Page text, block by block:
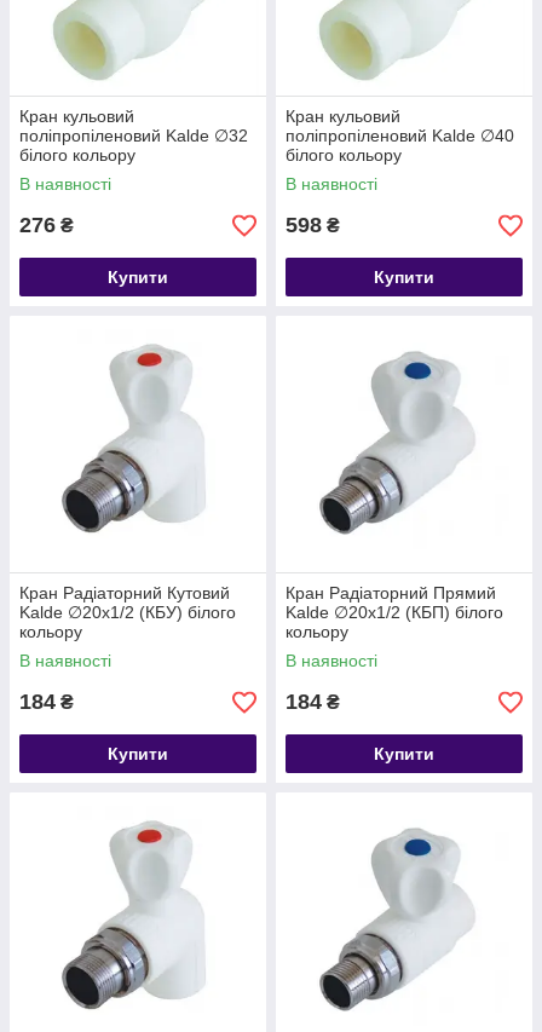
Кран кульовий
поліпропіленовий Kalde ∅32
білого кольору
В наявності
276 ₴
Купити
Кран кульовий
поліпропіленовий Kalde ∅40
білого кольору
В наявності
598 ₴
Купити
Кран Радіаторний Кутовий
Kalde ∅20х1/2 (КБУ) білого
кольору
В наявності
184 ₴
Купити
Кран Радіаторний Прямий
Kalde ∅20х1/2 (КБП) білого
кольору
В наявності
184 ₴
Купити